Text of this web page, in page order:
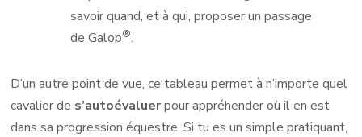
savoir quand, et à qui, proposer un passage
de Galop®.
D’un autre point de vue, ce tableau permet à n’importe quel
cavalier de s’autoévaluerpour appréhender où il en est
dans sa progression équestre. Si tu es un simple pratiquant,